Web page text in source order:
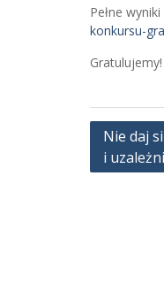
Pełne
konkursu-
Gratulujemy!
wpisu
Nie daj
i